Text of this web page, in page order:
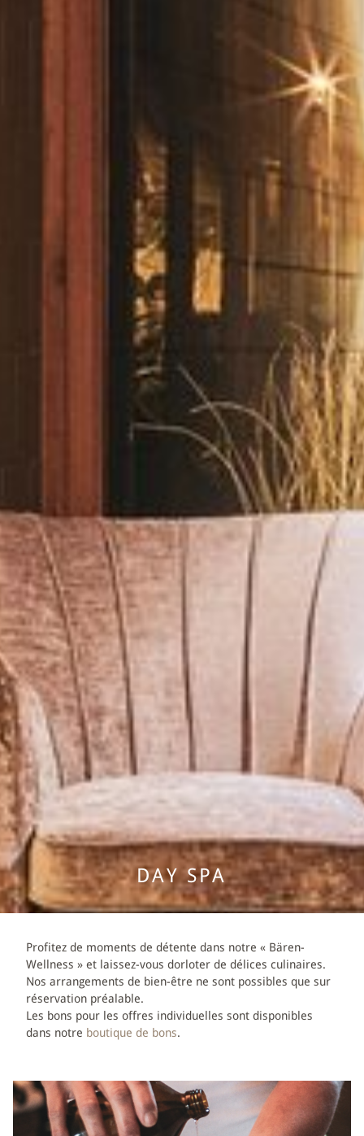
ÉVÈNEMENTS
GALERIE
AVIS CLIENTS
HYGIÈNE
FÊTES & SÉMINAIRES
BANQUETS & MARIAGES
SÉMINAIRES
BÄREN-WELLNESS
MASSAGES
EXPLORE ROMANTIK
DAY SPA
Profitez de moments de détente dans notre « Bären-
Wellness » et laissez-vous dorloter de délices culinaires.
Nos arrangements de bien-être ne sont possibles que sur
réservation préalable.
Les bons pour les offres individuelles sont disponibles
dans notre boutique de bons.